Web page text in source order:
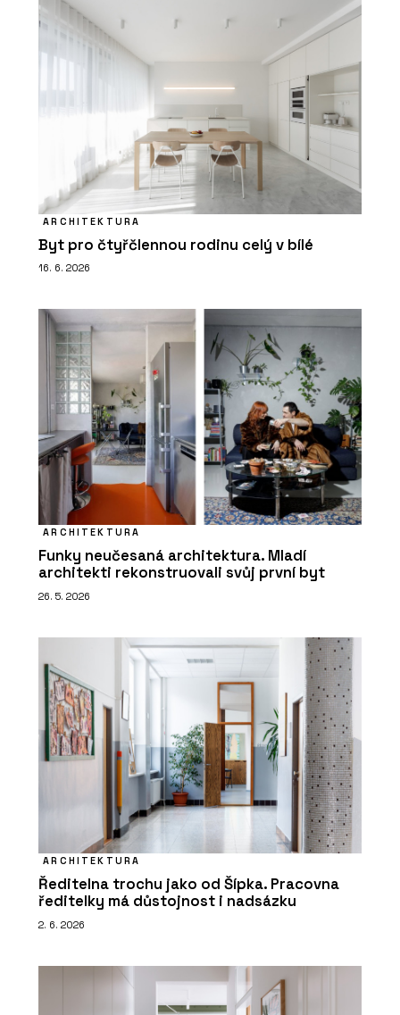
ARCHITEKTURA
Byt pro čtyřčlennou rodinu celý v bílé
16. 6. 2026
ARCHITEKTURA
Funky neučesaná architektura. Mladí
architekti rekonstruovali svůj první byt
26. 5. 2026
ARCHITEKTURA
Ředitelna trochu jako od Šípka. Pracovna
ředitelky má důstojnost i nadsázku
2. 6. 2026